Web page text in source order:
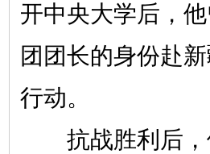
开中央大学后，
团团长的身份赴
行动。
抗战胜利后，